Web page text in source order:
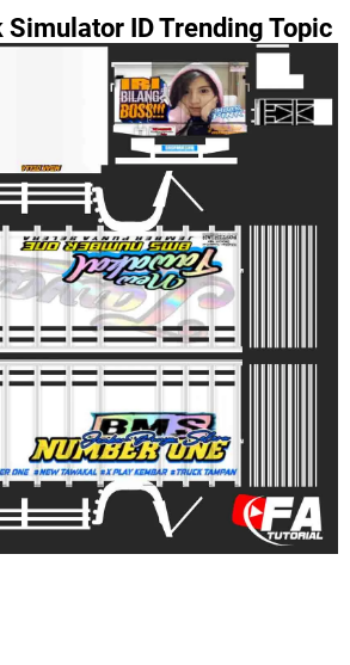
Simulator ID Trending Topic